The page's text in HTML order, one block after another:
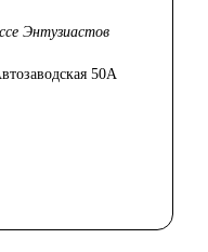
Энтузиастов
50А